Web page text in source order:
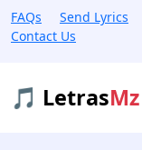
FAQs
Send Lyrics
Contact Us
🎵 LetrasMz